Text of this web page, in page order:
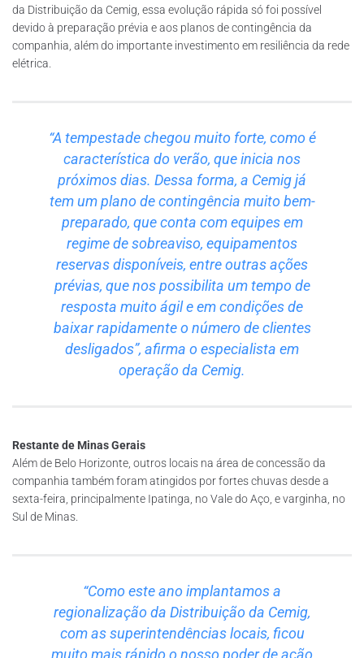
da Distribuição da Cemig, essa evolução rápida só foi possível
devido à preparação prévia e aos planos de contingência da
companhia, além do importante investimento em resiliência da rede
elétrica.
“A tempestade chegou muito forte, como é
característica do verão, que inicia nos
próximos dias. Dessa forma, a Cemig já
tem um plano de contingência muito bem-
preparado, que conta com equipes em
regime de sobreaviso, equipamentos
reservas disponíveis, entre outras ações
prévias, que nos possibilita um tempo de
resposta muito ágil e em condições de
baixar rapidamente o número de clientes
desligados”, afirma o especialista em
operação da Cemig.
Restante de Minas Gerais
Além de Belo Horizonte, outros locais na área de concessão da
companhia também foram atingidos por fortes chuvas desde a
sexta-feira, principalmente Ipatinga, no Vale do Aço, e varginha, no
Sul de Minas.
“Como este ano implantamos a
regionalização da Distribuição da Cemig,
com as superintendências locais, ficou